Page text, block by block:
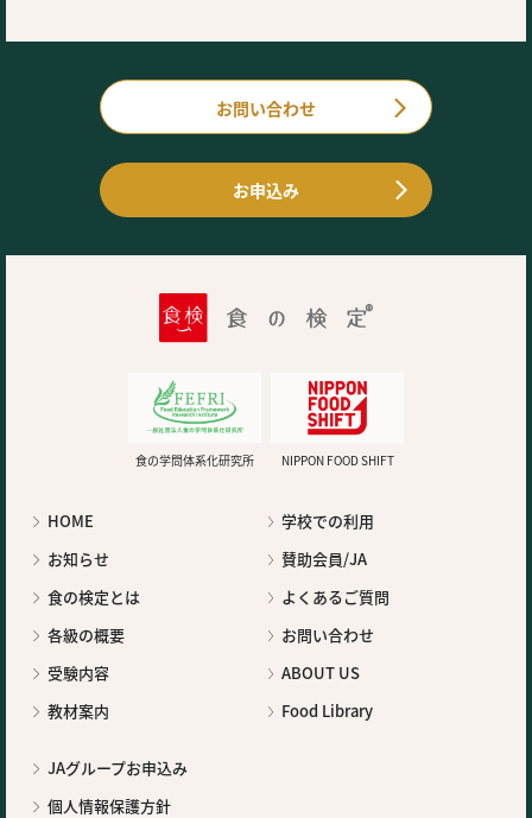
お問い合わせ
お申込み
食の学問体系化研究所 NIPPON FOOD SHIFT
HOME
お知らせ
食の検定とは
各級の概要
受験内容
教材案内
学校での利用
賛助会員/JA
よくあるご質問
お問い合わせ
ABOUT US
Food Library
JAグループお申込み
個人情報保護方針